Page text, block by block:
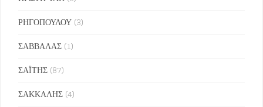
ΡΗΓΟΠΟΥΛΟΥ (3)
ΣΑΒΒΑΛΑΣ (1)
ΣΑΪΤΗΣ (87)
ΣΑΚΚΑΛΗΣ (4)